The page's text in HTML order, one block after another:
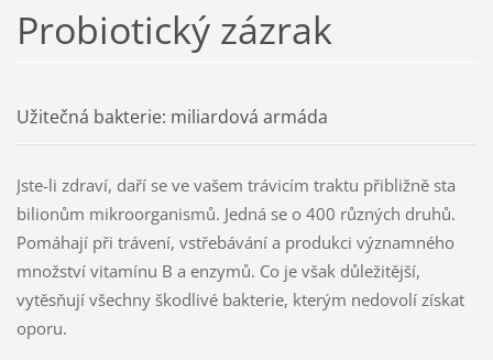
Probiotický zázrak
Užitečná bakterie: miliardová armáda
Jste-li zdraví, daří se ve vašem trávicím traktu přibližně sta
bilionům mikroorganismů. Jedná se o 400 různých druhů.
Pomáhají při trávení, vstřebávání a produkci významného
množství vitamínu B a enzymů. Co je však důležitější,
vytěsňují všechny škodlivé bakterie, kterým nedovolí získat
oporu.